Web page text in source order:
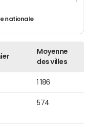
nationale
Moyenne
des villes
1 186
574